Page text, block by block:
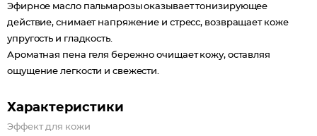
Эфирное масло пальмарозы оказывает тонизирующее
действие, снимает напряжение и стресс, возвращает коже
упругость и гладкость.
Ароматная пена геля бережно очищает кожу, оставляя
ощущение легкости и свежести.
Характеристики
Эффект для кожи